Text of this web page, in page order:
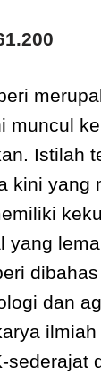
muncul
Istilah
kini yang
yang
dan
sederajat